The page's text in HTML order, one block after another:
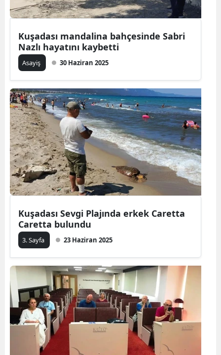
Kuşadası mandalina bahçesinde Sabri
Nazlı hayatını kaybetti
Asayiş 30 Haziran 2025
Kuşadası Sevgi Plajında erkek Caretta
Caretta bulundu
3. Sayfa 23 Haziran 2025